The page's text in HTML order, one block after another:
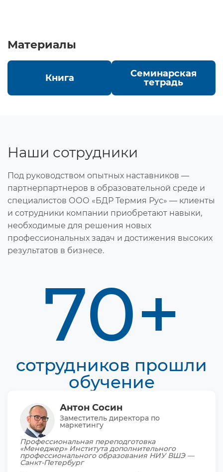
Материалы
Книга
Семинарская
тетрадь
Наши сотрудники
Под руководством опытных наставников —
партнерпартнеров в образовательной среде и
специалистов ООО «БДР Термия Рус» — клиенты
и сотрудники компании приобретают навыки,
необходимые для решения новых
профессиональных задач и достижения высоких
результатов в бизнесе.
70+
сотрудников прошли
обучение
Антон Сосин
Заместитель директора по
маркетингу
Профессиональная переподготовка
«Менеджер» Института дополнительного
профессионального образования НИУ ВШЭ —
Санкт-Петербург